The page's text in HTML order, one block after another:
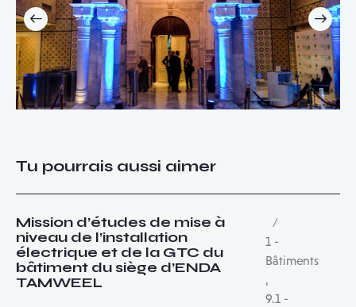
Tu pourrais aussi aimer
1 -
Bâtiments
,
9.1 -
Mission d’études de mise à
niveau de l’installation
électrique et de la GTC du
bâtiment du siège d’ENDA
TAMWEEL